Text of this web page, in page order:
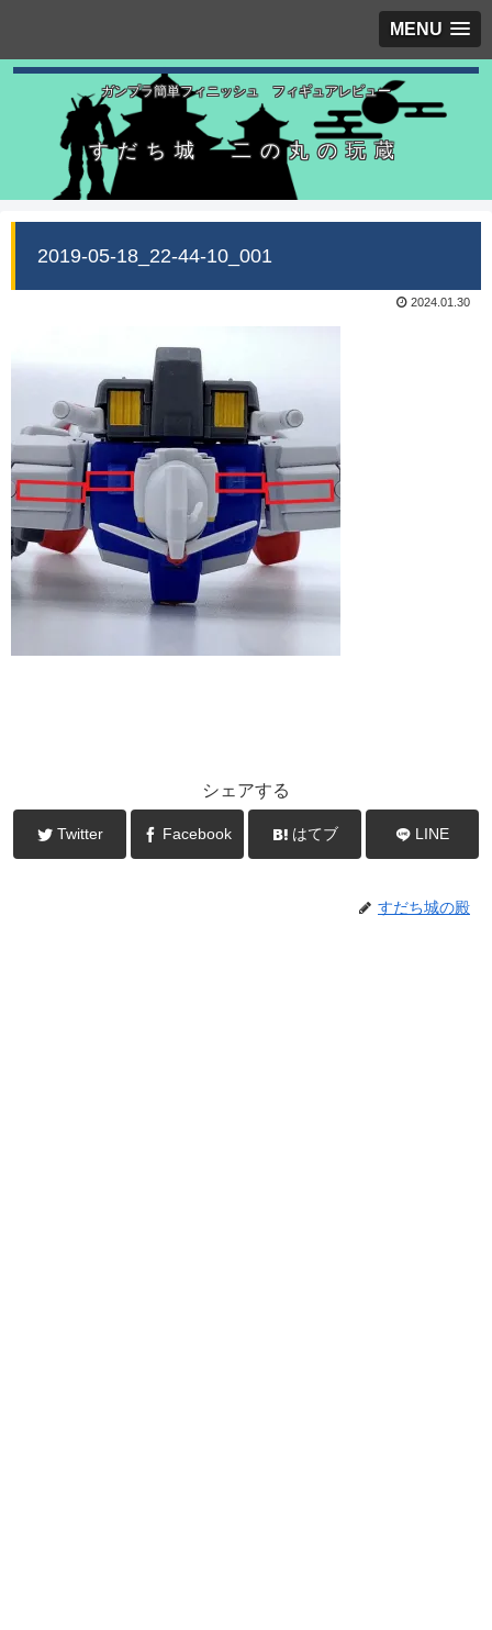
MENU
ガンプラ簡単フィニッシュ フィギュアレビュー
すだち城 二の丸の玩蔵
2019-05-18_22-44-10_001
2024.01.30
シェアする
Twitter Facebook はてブ LINE
すだち城の殿